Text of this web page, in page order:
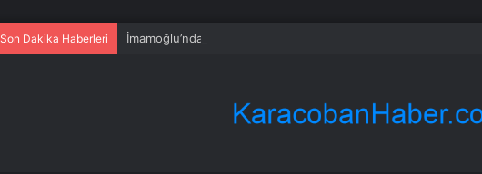
Son Dakika Haberleri İmamoğlu’ndan AKP’ye geçen belediye başkanlarına tepki